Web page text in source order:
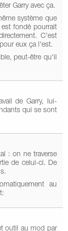
Garry avec ça.
système que
fondé pourrait
C'est
eux ça l'est.
peut-être qu'il
de Garry, lui-
qui se sont
: on ne traverse
de celui-ci. De
au
outil au mod par